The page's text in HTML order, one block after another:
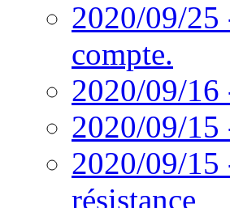
2020/09/25
compte.
2020/09/16
2020/09/15
2020/09/15
résistance